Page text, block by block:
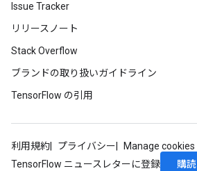
Issue Tracker
リリースノート
Stack Overflow
ブランドの取り扱いガイドライン
TensorFlow の引用
利用規約 プライバシー
Manage cookies
TensorFlow ニュースレターに登録
購読